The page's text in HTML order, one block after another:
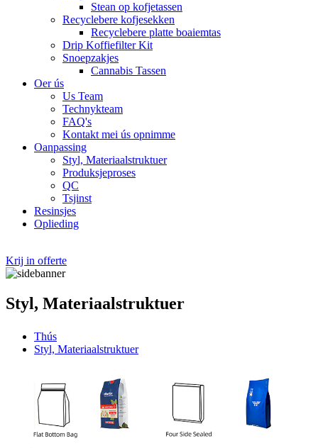
Stean op kofjetassen
Recyclebere kofjesekken
Recyclebere platte boaiemtas
Drip Koffiefilter Kit
Snoepzakjes
Cannabis Tassen
Oer ús
Us Team
Technykteam
FAQ's
Kontakt mei ús opnimme
Oanpassing
Styl, Materiaalstruktuer
Produksjeproses
QC
Tsjinst
Resinsjes
Oplieding
Krij in offerte
Styl, Materiaalstruktuer
Thús
Styl, Materiaalstruktuer